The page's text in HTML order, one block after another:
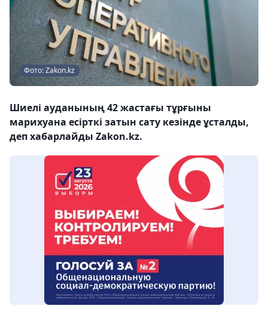
Фото: Zakon.kz
Шиелі ауданының 42 жастағы тұрғыны
марихуана есірткі затын сату кезінде ұсталды,
деп хабарлайды Zakon.kz.